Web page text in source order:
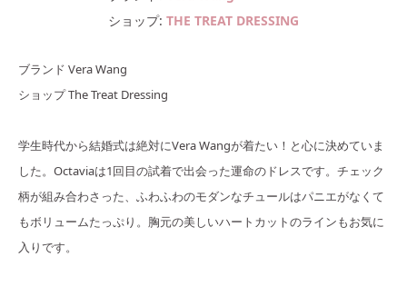
ショップ THE TREAT DRESSING
ブランド Vera Wang
ショップ The Treat Dressing
学生時代から結婚式は絶対にVera Wangが着たい！と心に決めていま
した。Octaviaは1回目の試着で出会った運命のドレスです。チェック
柄が組み合わさった、ふわふわのモダンなチュールはパニエがなくて
もボリュームたっぷり。胸元の美しいハートカットのラインもお気に
入りです。